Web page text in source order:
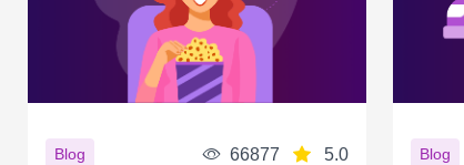
Blog 66877 5.0 Blog